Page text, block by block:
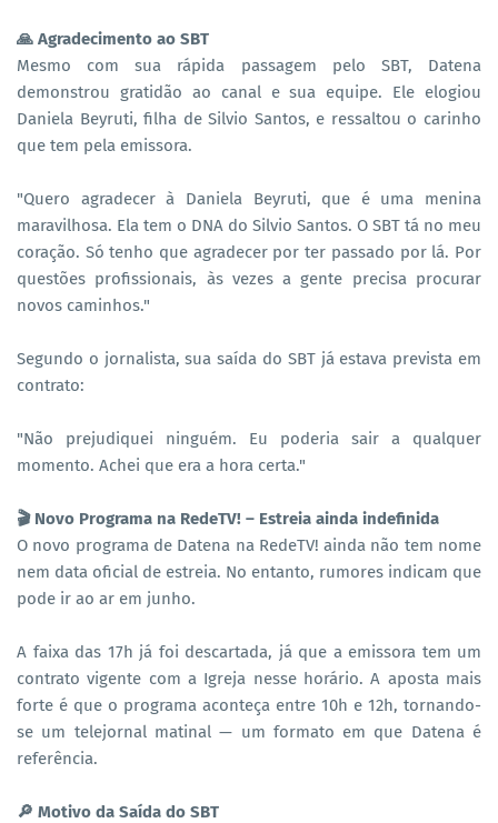
🙏 Agradecimento ao SBT
Mesmo com sua rápida passagem pelo SBT, Datena
demonstrou gratidão ao canal e sua equipe. Ele elogiou
Daniela Beyruti, filha de Silvio Santos, e ressaltou o carinho
que tem pela emissora.
"Quero agradecer à Daniela Beyruti, que é uma menina
maravilhosa. Ela tem o DNA do Silvio Santos. O SBT tá no meu
coração. Só tenho que agradecer por ter passado por lá. Por
questões profissionais, às vezes a gente precisa procurar
novos caminhos."
Segundo o jornalista, sua saída do SBT já estava prevista em
contrato:
"Não prejudiquei ninguém. Eu poderia sair a qualquer
momento. Achei que era a hora certa."
🎬 Novo Programa na RedeTV! – Estreia ainda indefinida
O novo programa de Datena na RedeTV! ainda não tem nome
nem data oficial de estreia. No entanto, rumores indicam que
pode ir ao ar em junho.
A faixa das 17h já foi descartada, já que a emissora tem um
contrato vigente com a Igreja nesse horário. A aposta mais
forte é que o programa aconteça entre 10h e 12h, tornando-
se um telejornal matinal — um formato em que Datena é
referência.
🔎 Motivo da Saída do SBT